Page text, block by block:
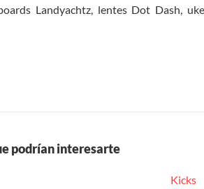
Landyachtz, lentes Dot Dash,
podrían interesarte
Kicks